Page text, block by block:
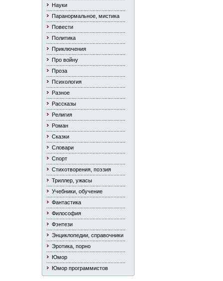
Науки
Паранормальное, мистика
Повести
Политика
Приключения
Про войну
Проза
Психология
Разное
Рассказы
Религия
Роман
Сказки
Словари
Спорт
Стихотворения, поэзия
Триллер, ужасы
Учебники, обучение
Фантастика
Философия
Фэнтези
Энциклопедии, справочники
Эротика, порно
Юмор
Юмор программистов